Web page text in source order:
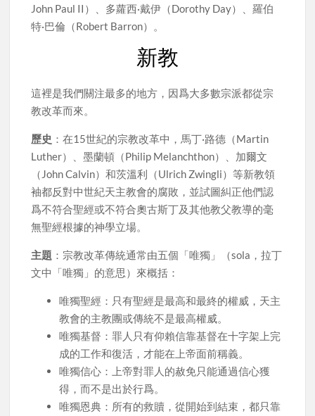
John Paul II）、多蘿西·戴伊（Dorothy Day）、羅伯
特·巴倫（Robert Barron）。
新教
這裡是我們關注最多的地方，因爲大多數宗派都從宗
教改革而來。
歷史 ：在15世紀的宗教改革中，馬丁·路德（Martin
Luther）、墨蘭頓（Philip Melanchthon）、加爾文
（John Calvin）和茨溫利（Ulrich Zwingli）等新教領
袖都反對中世紀天主教會的腐敗，並試圖糾正他們認
爲不符合聖經或不符合奧古斯丁及其他教父教導的毫
無聖經根據的神學立場。
主題 ：宗教改革傳統通常由五個「唯獨」（sola，拉丁
文中「唯獨」的意思）來概括：
唯獨聖經：只有聖經是最高和最終的權威，天主
教會的主教團或傳統不是最高權威。
唯獨基督：罪人只有仰賴信靠基督在十字架上完
成的工作和復活，才能在上帝面前稱義。
唯獨信心：上帝對罪人的赦免只能通過信心獲
得，而不是出於行爲。
唯獨恩典：所有的救贖，從開始到結束，都只靠